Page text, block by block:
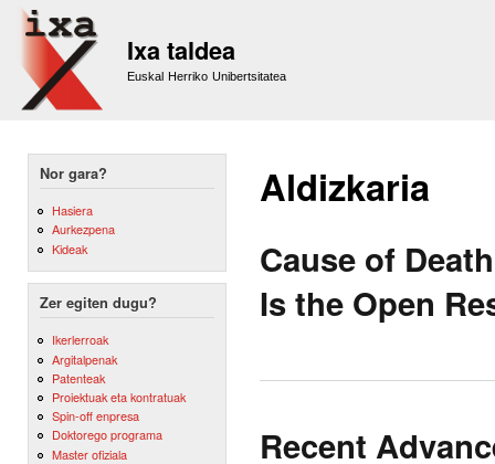
Ixa taldea
Euskal Herriko Unibertsitatea
Nor gara?
Hasiera
Aurkezpena
Kideak
Zer egiten dugu?
Ikerlerroak
Argitalpenak
Patenteak
Proiektuak eta kontratuak
Spin-off enpresa
Doktorego programa
Master ofiziala
Aldizkaria
Cause of
Is the Open
Recent